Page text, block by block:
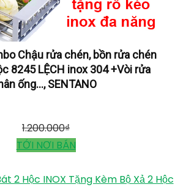
Chậu rửa chén, bồn rửa chén
8245 LỆCH inox 304 +Vòi rửa
ống..., SENTANO
1.200.000₫
TỚI NƠI BÁN
2 Hộc INOX Tặng Kèm Bộ Xả 2 Hộc